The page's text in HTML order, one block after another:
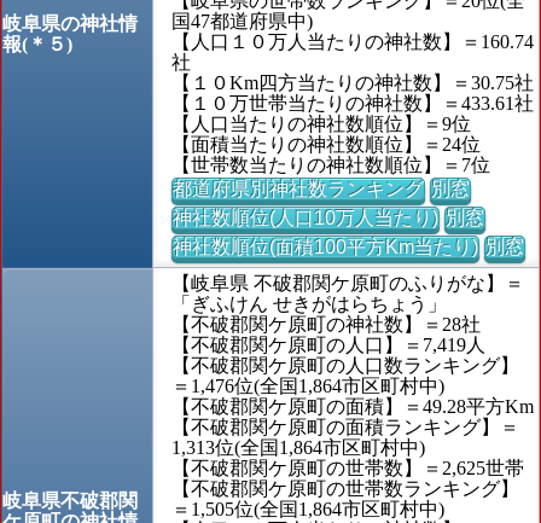
岐阜県の神社情
報(＊５)
国47都道府県中)
【人口１０万人当たりの神社数】＝160.74
社
【１０Km四方当たりの神社数】＝30.75社
【１０万世帯当たりの神社数】＝433.61社
【人口当たりの神社数順位】＝9位
【面積当たりの神社数順位】＝24位
【世帯数当たりの神社数順位】＝7位
都道府県別神社数ランキング 別窓
神社数順位(人口10万人当たり) 別窓
神社数順位(面積100平方Km当たり) 別窓
岐阜県不破郡関
【岐阜県 不破郡関ケ原町のふりがな】＝
「ぎふけん せきがはらちょう」
【不破郡関ケ原町の神社数】＝28社
【不破郡関ケ原町の人口】＝7,419人
【不破郡関ケ原町の人口数ランキング】
＝1,476位(全国1,864市区町村中)
【不破郡関ケ原町の面積】＝49.28平方Km
【不破郡関ケ原町の面積ランキング】＝
1,313位(全国1,864市区町村中)
【不破郡関ケ原町の世帯数】＝2,625世帯
【不破郡関ケ原町の世帯数ランキング】
＝1,505位(全国1,864市区町村中)